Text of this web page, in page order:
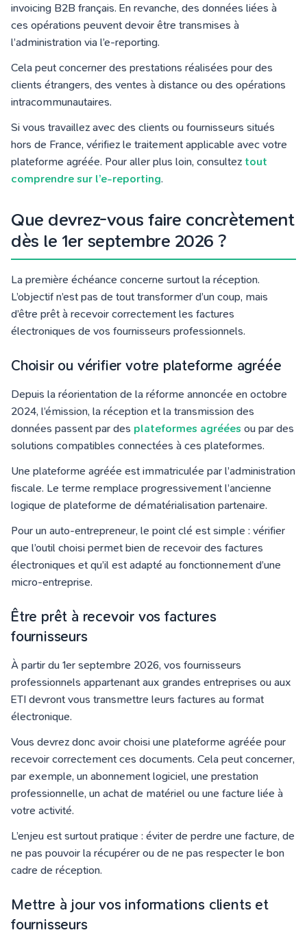
invoicing B2B français. En revanche, des données liées à
ces opérations peuvent devoir être transmises à
l’administration via l’e-reporting.
Cela peut concerner des prestations réalisées pour des
clients étrangers, des ventes à distance ou des opérations
intracommunautaires.
Si vous travaillez avec des clients ou fournisseurs situés
hors de France, vérifiez le traitement applicable avec votre
plateforme agréée. Pour aller plus loin, consultez tout
comprendre sur l’e-reporting.
Que devrez-vous faire concrètement
dès le 1er septembre 2026 ?
La première échéance concerne surtout la réception.
L’objectif n’est pas de tout transformer d’un coup, mais
d’être prêt à recevoir correctement les factures
électroniques de vos fournisseurs professionnels.
Choisir ou vérifier votre plateforme agréée
Depuis la réorientation de la réforme annoncée en octobre
2024, l’émission, la réception et la transmission des
données passent par des plateformes agréées ou par des
solutions compatibles connectées à ces plateformes.
Une plateforme agréée est immatriculée par l’administration
fiscale. Le terme remplace progressivement l’ancienne
logique de plateforme de dématérialisation partenaire.
Pour un auto-entrepreneur, le point clé est simple : vérifier
que l’outil choisi permet bien de recevoir des factures
électroniques et qu’il est adapté au fonctionnement d’une
micro-entreprise.
Être prêt à recevoir vos factures
fournisseurs
À partir du 1er septembre 2026, vos fournisseurs
professionnels appartenant aux grandes entreprises ou aux
ETI devront vous transmettre leurs factures au format
électronique.
Vous devrez donc avoir choisi une plateforme agréée pour
recevoir correctement ces documents. Cela peut concerner,
par exemple, un abonnement logiciel, une prestation
professionnelle, un achat de matériel ou une facture liée à
votre activité.
L’enjeu est surtout pratique : éviter de perdre une facture, de
ne pas pouvoir la récupérer ou de ne pas respecter le bon
cadre de réception.
Mettre à jour vos informations clients et
fournisseurs